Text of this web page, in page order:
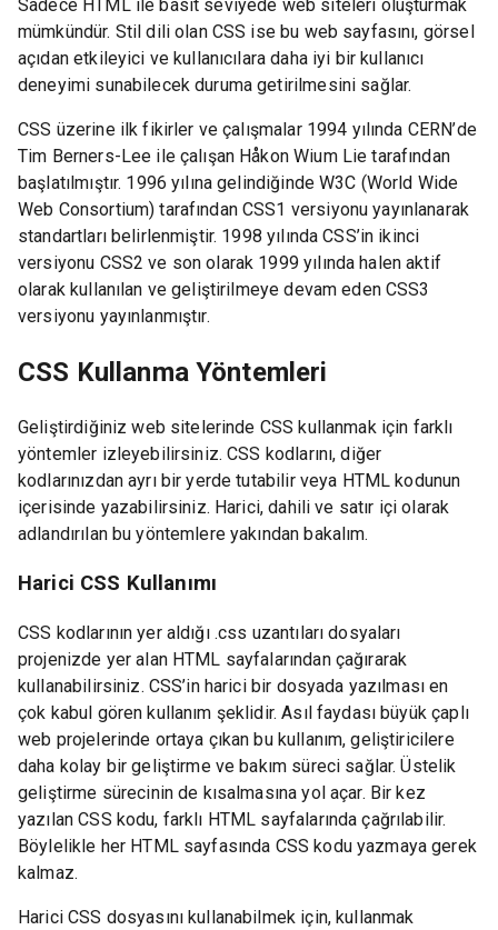
Sadece HTML ile basit seviyede web siteleri oluşturmak
mümkündür. Stil dili olan CSS ise bu web sayfasını, görsel
açıdan etkileyici ve kullanıcılara daha iyi bir kullanıcı
deneyimi sunabilecek duruma getirilmesini sağlar.
CSS üzerine ilk fikirler ve çalışmalar 1994 yılında CERN’de
Tim Berners-Lee ile çalışan Håkon Wium Lie tarafından
başlatılmıştır. 1996 yılına gelindiğinde W3C (World Wide
Web Consortium) tarafından CSS1 versiyonu yayınlanarak
standartları belirlenmiştir. 1998 yılında CSS’in ikinci
versiyonu CSS2 ve son olarak 1999 yılında halen aktif
olarak kullanılan ve geliştirilmeye devam eden CSS3
versiyonu yayınlanmıştır.
CSS Kullanma Yöntemleri
Geliştirdiğiniz web sitelerinde CSS kullanmak için farklı
yöntemler izleyebilirsiniz. CSS kodlarını, diğer
kodlarınızdan ayrı bir yerde tutabilir veya HTML kodunun
içerisinde yazabilirsiniz. Harici, dahili ve satır içi olarak
adlandırılan bu yöntemlere yakından bakalım.
Harici CSS Kullanımı
CSS kodlarının yer aldığı .css uzantıları dosyaları
projenizde yer alan HTML sayfalarından çağırarak
kullanabilirsiniz. CSS’in harici bir dosyada yazılması en
çok kabul gören kullanım şeklidir. Asıl faydası büyük çaplı
web projelerinde ortaya çıkan bu kullanım, geliştiricilere
daha kolay bir geliştirme ve bakım süreci sağlar. Üstelik
geliştirme sürecinin de kısalmasına yol açar. Bir kez
yazılan CSS kodu, farklı HTML sayfalarında çağrılabilir.
Böylelikle her HTML sayfasında CSS kodu yazmaya gerek
kalmaz.
Harici CSS dosyasını kullanabilmek için, kullanmak